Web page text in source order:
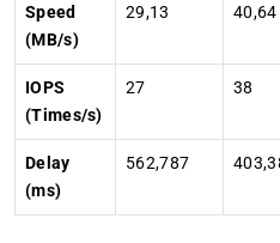
Speed
(MB/s)
29,13 40,64
IOPS
(Times/s)
27 38
Delay
(ms)
562,787